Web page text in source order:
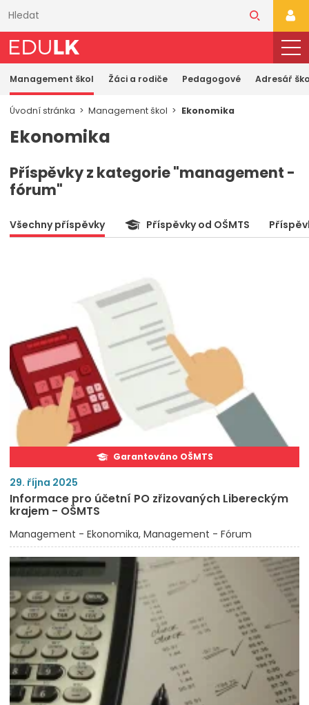
obsahu
Management škol Žáci a rodiče Pedagogové Adresář
Úvodní stránka Management škol Ekonomika
Ekonomika
Příspěvky z kategorie "management -
fórum"
Všechny příspěvky Příspěvky od OŠMTS
Garantováno OŠMTS
29. října 2025
Informace pro účetní PO zřizovaných Libereckým
krajem - OŠMTS
Management - Ekonomika Management - Fórum